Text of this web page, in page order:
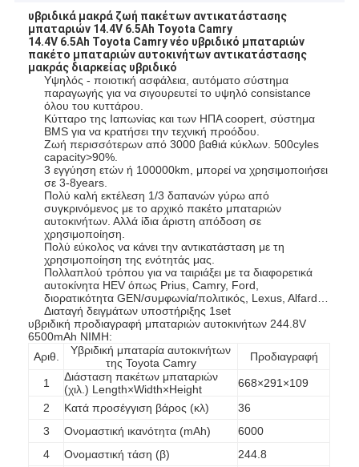
υβριδικά μακρά ζωή πακέτων αντικατάστασης
μπαταριών 14.4V 6.5Ah Toyota Camry
14.4V 6.5Ah Toyota Camry νέο υβριδικό μπαταριών
πακέτο μπαταριών αυτοκινήτων αντικατάστασης
μακράς διαρκείας υβριδικό
Υψηλός - ποιοτική ασφάλεια, αυτόματο σύστημα
παραγωγής για να σιγουρευτεί το υψηλό consistance
όλου του κυττάρου.
Κύτταρο της Ιαπωνίας και των ΗΠΑ coopert, σύστημα
BMS για να κρατήσει την τεχνική προόδου.
Ζωή περισσότερων από 3000 βαθιά κύκλων. 500cyles
capacity>90%.
3 εγγύηση ετών ή 100000km, μπορεί να χρησιμοποιήσει
σε 3-8years.
Πολύ καλή εκτέλεση 1/3 δαπανών γύρω από
συγκρινόμενος με το αρχικό πακέτο μπαταριών
αυτοκινήτων. Αλλά ίδια άριστη απόδοση σε
χρησιμοποίηση.
Πολύ εύκολος να κάνει την αντικατάσταση με τη
χρησιμοποίηση της ενότητάς μας.
Πολλαπλού τρόπου για να ταιριάξει με τα διαφορετικά
αυτοκίνητα HEV όπως Prius, Camry, Ford,
διορατικότητα GEN/συμφωνία/πολιτικός, Lexus, Alfard…
Διαταγή δειγμάτων υποστήριξης 1set
υβριδική προδιαγραφή μπαταριών αυτοκινήτων 244.8V
6500mAh NIMH:
Αριθ.
Υβριδική μπαταρία αυτοκινήτων
της Toyota Camry
Προδιαγραφή
1
Διάσταση πακέτων μπαταριών
(χιλ.) Length×Width×Height
668×291×109
2
Κατά προσέγγιση βάρος (κλ)
36
3
Ονομαστική ικανότητα (mAh)
6000
4
Ονομαστική τάση (β)
244.8